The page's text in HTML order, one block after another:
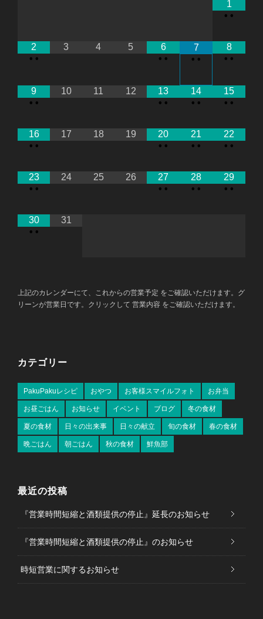
1
• •
2
• •
3 4 5
6
• •
7
• •
8
• •
9
• •
10 11 12
13
• •
14
• •
15
• •
16
• •
17 18 19
20
• •
21
• •
22
• •
23
• •
24 25 26
27
• •
28
• •
29
• •
30
• •
31
上記のカレンダーにて、これからの営業予定 をご確認いただけます。グ
リーンが営業日です。クリックして 営業内容 をご確認いただけます。
カテゴリー
PakuPakuレシピ おやつ お客様スマイルフォト お弁当
お昼ごはん お知らせ イベント ブログ 冬の食材
夏の食材 日々の出来事 日々の献立 旬の食材 春の食材
晩ごはん 朝ごはん 秋の食材 鮮魚部
最近の投稿
『営業時間短縮と酒類提供の停止』延長のお知らせ
『営業時間短縮と酒類提供の停止』のお知らせ
時短営業に関するお知らせ